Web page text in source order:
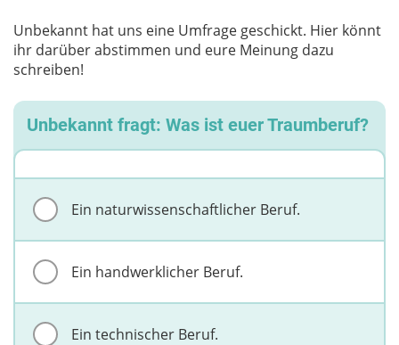
Unbekannt hat uns eine Umfrage geschickt. Hier könnt
ihr darüber abstimmen und eure Meinung dazu
schreiben!
Unbekannt fragt: Was ist euer Traumberuf?
Ein naturwissenschaftlicher Beruf.
Ein handwerklicher Beruf.
Ein technischer Beruf.